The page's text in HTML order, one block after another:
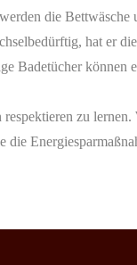
die Bettwäsche
hat er
Badetücher können
zu